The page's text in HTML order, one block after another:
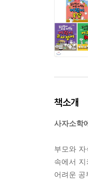
책소개
사자소학
부모와
속에서
어려운 공